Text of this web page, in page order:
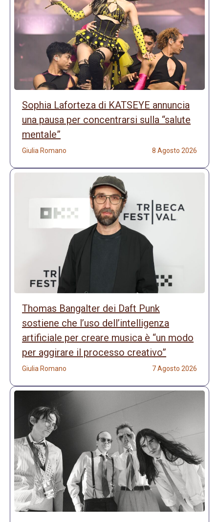
Sophia Laforteza di KATSEYE annuncia
una pausa per concentrarsi sulla “salute
mentale”
Giulia Romano 8 Agosto 2026
Thomas Bangalter dei Daft Punk
sostiene che l’uso dell’intelligenza
artificiale per creare musica è “un modo
per aggirare il processo creativo”
Giulia Romano 7 Agosto 2026